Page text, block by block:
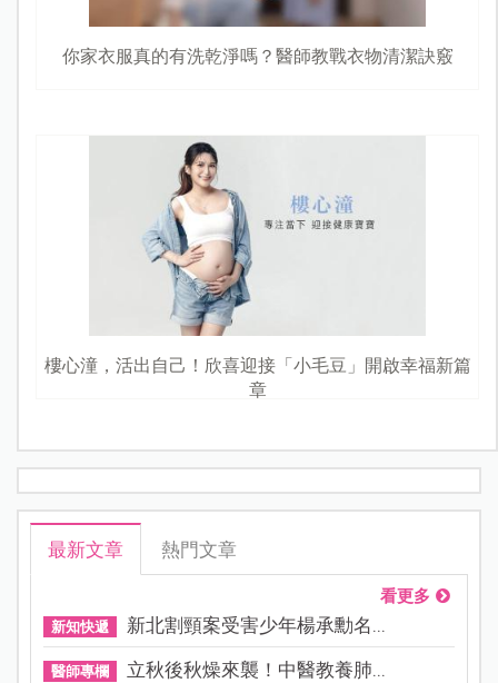
你家衣服真的有洗乾淨嗎？醫師教戰衣物清潔訣竅
樓心潼，活出自己！欣喜迎接「小毛豆」開啟幸福新篇
章
最新文章 熱門文章
看更多
新知快遞 新北割頸案受害少年楊承勳名...
醫師專欄 立秋後秋燥來襲！中醫教養肺...